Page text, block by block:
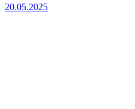
20.05.2025